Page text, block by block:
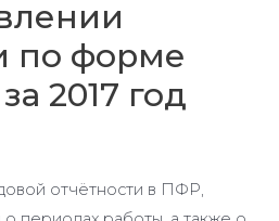
по форме
2017 год
отчётности в ПФР,